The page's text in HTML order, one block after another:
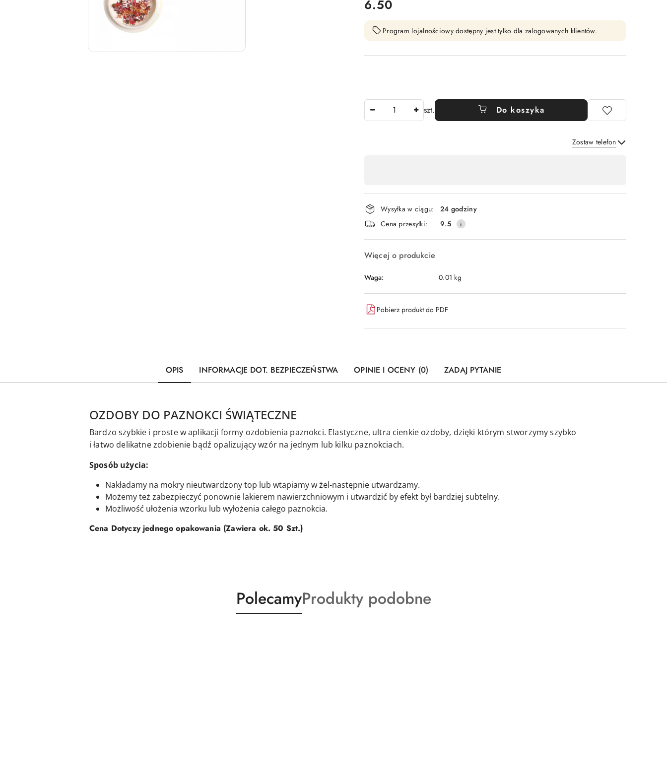
cena:
6.50
Program lojalnościowy dostępny jest tylko dla zalogowanych klientów.
szt. Do koszyka
Zostaw telefon
płatność
i
dostawa
Wysyłka w ciągu:
24 godziny
Cena przesyłki:
9.5
Więcej o produkcie
Waga: 0.01 kg
Pobierz produkt do PDF
OPIS INFORMACJE DOT. BEZPIECZEŃSTWA OPINIE I OCENY (0) ZADAJ PYTANIE
OZDOBY DO PAZNOKCI ŚWIĄTECZNE
Bardzo szybkie i proste w aplikacji formy ozdobienia paznokci. Elastyczne, ultra cienkie ozdoby, dzięki którym stworzymy szybko
i łatwo delikatne zdobienie bądź opalizujący wzór na jednym lub kilku paznokciach.
Sposób użycia:
Nakładamy na mokry nieutwardzony top lub wtapiamy w żel-następnie utwardzamy.
Możemy też zabezpieczyć ponownie lakierem nawierzchniowym i utwardzić by efekt był bardziej subtelny.
Możliwość ułożenia wzorku lub wyłożenia całego paznokcia.
Cena Dotyczy jednego opakowania (Zawiera ok. 50 Szt.)
Produkty
o
PolecamyProdukty
o
Produkty podobne